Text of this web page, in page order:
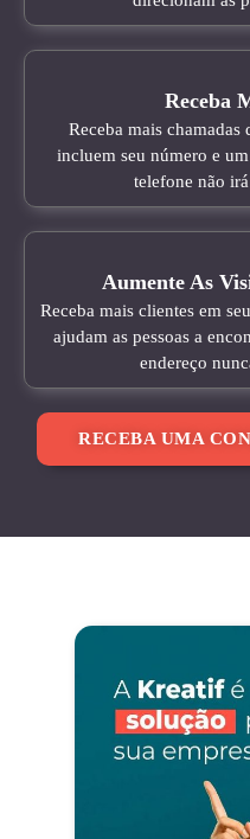
Receba
Receba mais
incluem seu número e
telefone não
Aumente As
Receba mais clientes em
ajudam as pessoas a
endereço
RECEBA UMA